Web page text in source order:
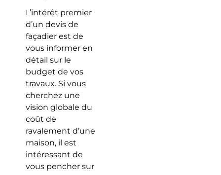
L’intérêt premier
d’un devis de
façadier est de
vous informer en
détail sur le
budget de vos
travaux. Si vous
cherchez une
vision globale du
coût de
ravalement d’une
maison, il est
intéressant de
vous pencher sur